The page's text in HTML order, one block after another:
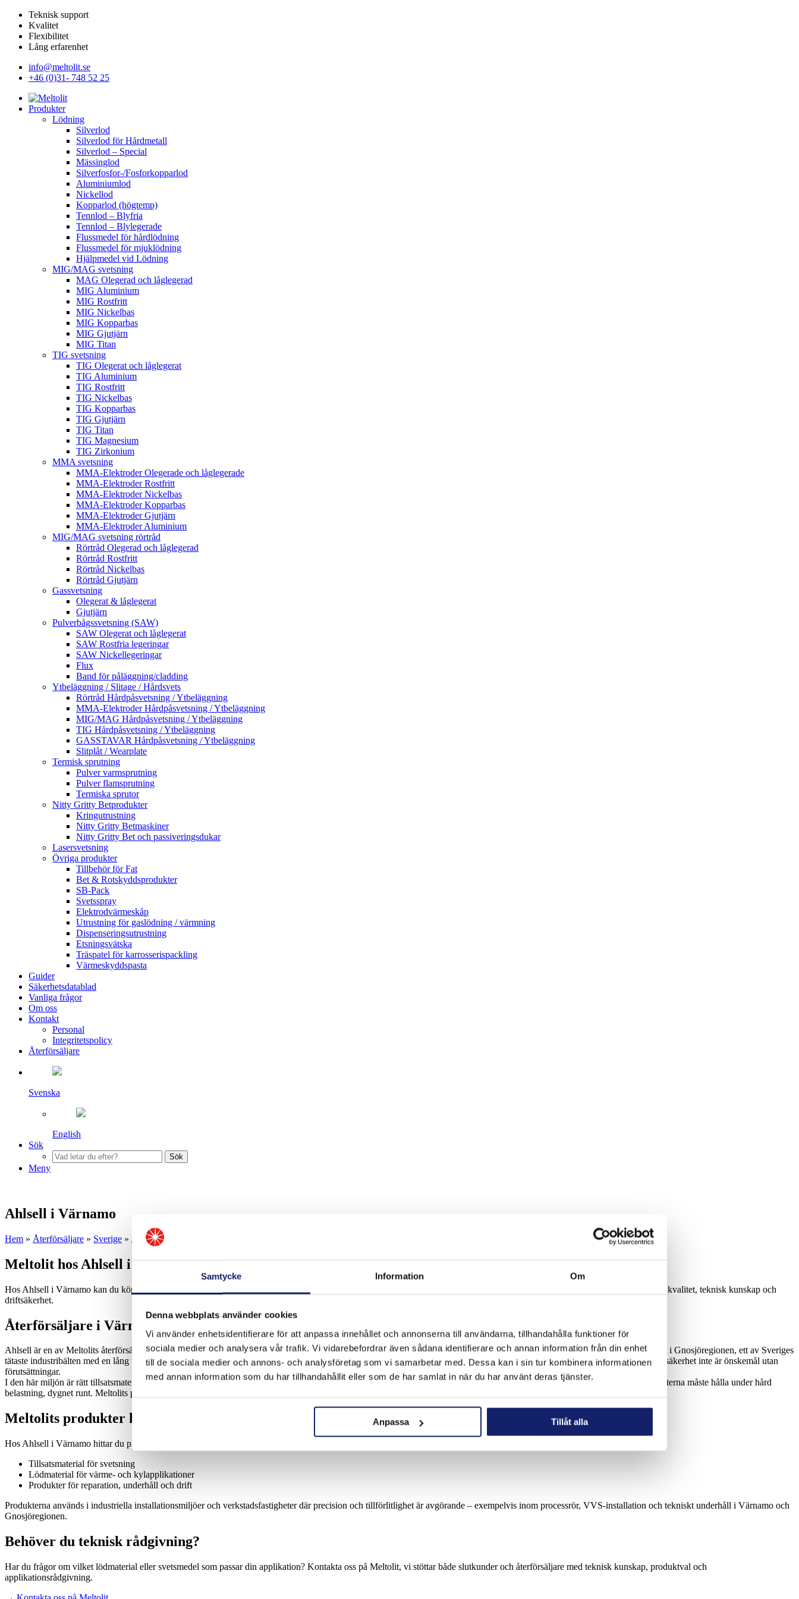
Samtycke Information Om
Denna webbplats använder cookies
Vi använder enhetsidentifierare för att anpassa innehållet och annonserna till användarna, tillhandahålla funktioner för
sociala medier och analysera vår trafik. Vi vidarebefordrar även sådana identifierare och annan information från din enhet
till de sociala medier och annons- och analysföretag som vi samarbetar med. Dessa kan i sin tur kombinera informationen
med annan information som du har tillhandahållit eller som de har samlat in när du har använt deras tjänster.
Anpassa Tillåt alla
Teknisk support
Kvalitet
Flexibilitet
Lång erfarenhet
info@meltolit.se
+46 (0)31- 748 52 25
Produkter
Lödning
Silverlod
Silverlod för Hårdmetall
Silverlod – Special
Mässinglod
Silverfosfor-/Fosforkopparlod
Aluminiumlod
Nickellod
Kopparlod (högtemp)
Tennlod – Blyfria
Tennlod – Blylegerade
Flussmedel för hårdlödning
Flussmedel för mjuklödning
Hjälpmedel vid Lödning
MIG/MAG svetsning
MAG Olegerad och låglegerad
MIG Aluminium
MIG Rostfritt
MIG Nickelbas
MIG Kopparbas
MIG Gjutjärn
MIG Titan
TIG svetsning
TIG Olegerat och låglegerat
TIG Aluminium
TIG Rostfritt
TIG Nickelbas
TIG Kopparbas
TIG Gjutjärn
TIG Titan
TIG Magnesium
TIG Zirkonium
MMA svetsning
MMA-Elektroder Olegerade och låglegerade
MMA-Elektroder Rostfritt
MMA-Elektroder Nickelbas
MMA-Elektroder Kopparbas
MMA-Elektroder Gjutjärn
MMA-Elektroder Aluminium
MIG/MAG svetsning rörtråd
Rörtråd Olegerad och låglegerad
Rörtråd Rostfritt
Rörtråd Nickelbas
Rörtråd Gjutjärn
Gassvetsning
Olegerat & låglegerat
Gjutjärn
Pulverbågssvetsning (SAW)
SAW Olegerat och låglegerat
SAW Rostfria legeringar
SAW Nickellegeringar
Flux
Band för påläggning/cladding
Ytbeläggning / Slitage / Hårdsvets
Rörtråd Hårdpåsvetsning / Ytbeläggning
MMA-Elektroder Hårdpåsvetsning / Ytbeläggning
MIG/MAG Hårdpåsvetsning / Ytbeläggning
TIG Hårdpåsvetsning / Ytbeläggning
GASSTAVAR Hårdpåsvetsning / Ytbeläggning
Slitplåt / Wearplate
Termisk sprutning
Pulver varmsprutning
Pulver flamsprutning
Termiska sprutor
Nitty Gritty Betprodukter
Kringutrustning
Nitty Gritty Betmaskiner
Nitty Gritty Bet och passiveringsdukar
Lasersvetsning
Övriga produkter
Tillbehör för Fat
Bet & Rotskyddsprodukter
SB-Pack
Svetsspray
Elektrodvärmeskåp
Utrustning för gaslödning / värmning
Dispenseringsutrustning
Etsningsvätska
Träspatel för karrosserispackling
Värmeskyddspasta
Guider
Säkerhetsdatablad
Vanliga frågor
Om oss
Kontakt
Personal
Integritetspolicy
Återförsäljare
Svenska
English
Sök
Sök
Meny
Ahlsell i Värnamo
Hem » Återförsäljare » Sverige » Jönköping
Meltolit hos Ahlsell i Värnamo
Hos Ahlsell i Värnamo kan du köpa tillsatsmaterial från Meltolit för svetsning och lödning. Meltolit har sedan 1963 levererat högkvalitativa produkter till industrin, med fokus på kvalitet, teknisk kunskap och
driftsäkerhet.
Återförsäljare i Värnamo
Ahlsell är en av Meltolits återförsäljare i Värnamo och erbjuder tillgång till vårt sortiment för professionella användare inom industri, installation och underhåll. Värnamo är navet i Gnosjöregionen, ett av Sveriges
tätaste industribälten med en lång tradition av tillverkning, metallbearbetning och verkstadsindustri. Här finns hundratals tillverkande företag där krav på materialkvalitet och driftsäkerhet inte är önskemål utan
förutsättningar.
I den här miljön är rätt tillsatsmaterial en kritisk detalj. Installatörer och underhållstekniker i Värnamo arbetar i industriella fastigheter och produktionsanläggningar där komponenterna måste hålla under hård
belastning, dygnet runt. Meltolits produkter väljs av yrkespersoner som vet att ett misslyckat lödfogar kan stoppa en hel produktionslinje.
Meltolits produkter hos Ahlsell i Värnamo
Hos Ahlsell i Värnamo hittar du produkter från Meltolit anpassade för yrkesmässig användning, bland annat inom:
Tillsatsmaterial för svetsning
Lödmaterial för värme- och kylapplikationer
Produkter för reparation, underhåll och drift
Produkterna används i industriella installationsmiljöer och verkstadsfastigheter där precision och tillförlitlighet är avgörande – exempelvis inom processrör, VVS-installation och tekniskt underhåll i Värnamo och
Gnosjöregionen.
Behöver du teknisk rådgivning?
Har du frågor om vilket lödmaterial eller svetsmedel som passar din applikation? Kontakta oss på Meltolit, vi stöttar både slutkunder och återförsäljare med teknisk kunskap, produktval och
applikationsrådgivning.